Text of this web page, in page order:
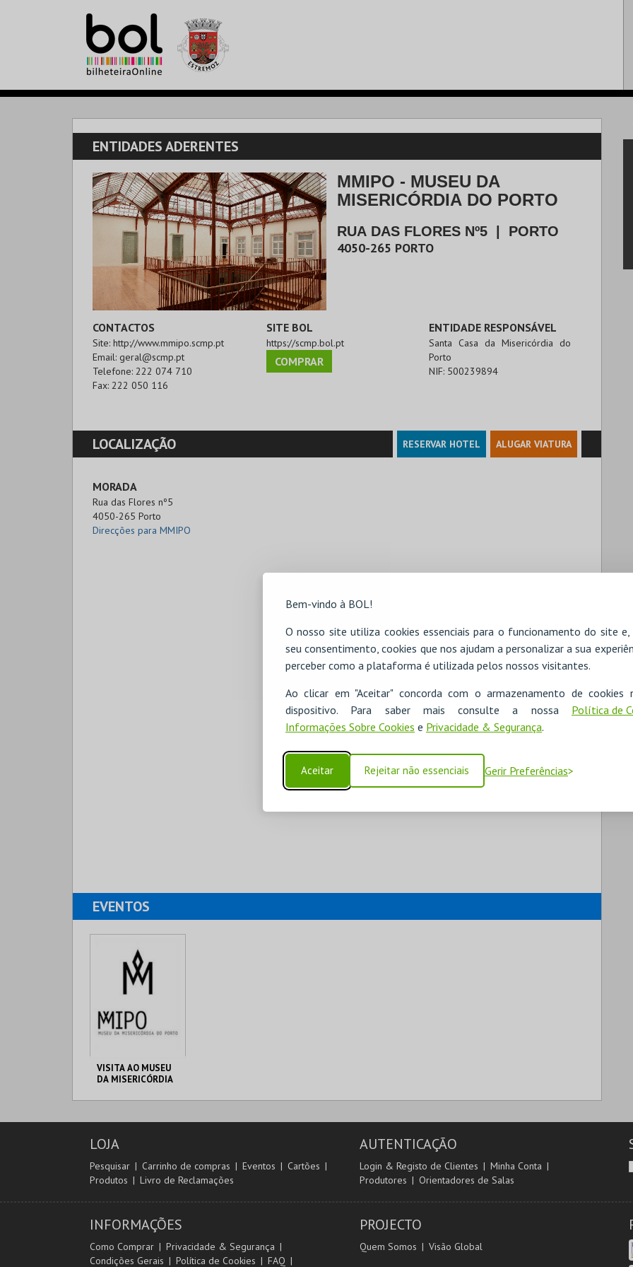
Bem-vindo à BOL!
O nosso site utiliza cookies essenciais para o funcionamento do site
seu consentimento, cookies que nos ajudam a personalizar a sua
perceber como a plataforma é utilizada pelos nossos visitantes.
Ao clicar em "Aceitar" concorda com o armazenamento de cookies
dispositivo. Para saber mais consulte a nossa Política de
Informações Sobre Cookies e Privacidade & Segurança.
Aceitar Rejeitar não essenciais Gerir Preferências
ENTIDADES ADERENTES
MMIPO - MUSEU DA
MISERICÓRDIA DO PORTO
RUA DAS FLORES Nº5 PORTO
4050-265 PORTO
CONTACTOS
Site: http://www.mmipo.scmp.pt
Email: geral@scmp.pt
Telefone: 222 074 710
Fax: 222 050 116
SITE BOL
https://scmp.bol.pt
COMPRAR
ENTIDADE RESPONSÁVEL
Santa Casa da Misericórdia do
Porto
NIF: 500239894
LOCALIZAÇÃO RESERVAR HOTEL ALUGAR VIATURA
MORADA
Rua das Flores nº5
4050-265 Porto
Direcções para MMIPO
EVENTOS
VISITA AO MUSEU
DA MISERICÓRDIA
COMPRAR
LOJA
Pesquisar Carrinho de compras Eventos
Cartões
Produtos
Livro de Reclamações
AUTENTICAÇÃO
Login & Registo de Clientes
Minha Conta
Produtores
Orientadores de Salas
INFORMAÇÕES
Como Comprar
Privacidade & Segurança
Condições Gerais
Política de Cookies FAQ
PROJECTO
Quem Somos Visão Global